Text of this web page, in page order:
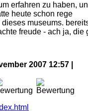
erfahren zu haben,
heute schon rege
museums.
freude - ach ja, die
2007 12:57 |